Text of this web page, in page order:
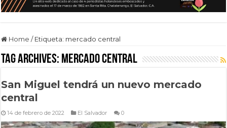
Home / Etiqueta: mercado central
Tag Archives: mercado central
San Miguel tendrá un nuevo mercado
central
14 de febrero de 2022 El Salvador 0